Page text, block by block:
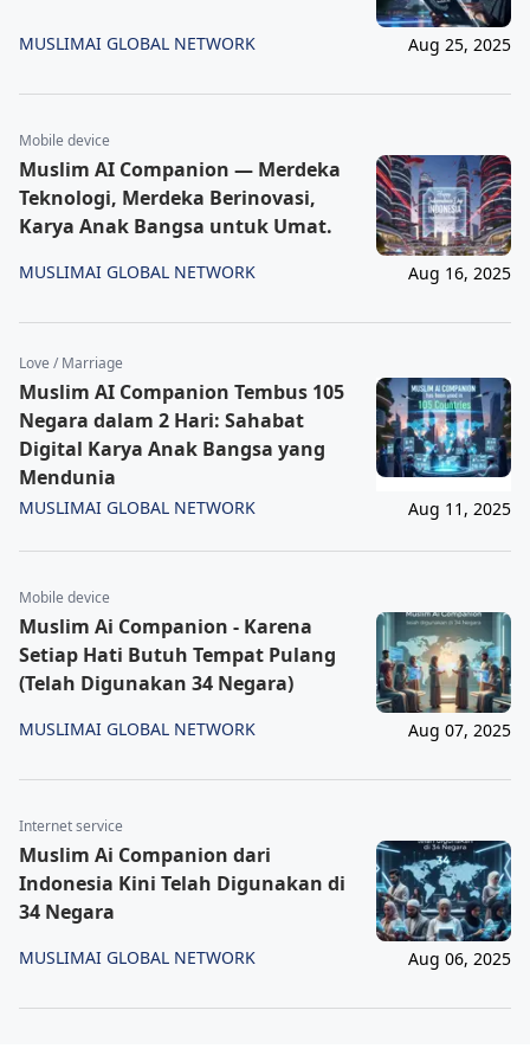
MUSLIMAI GLOBAL NETWORK Aug 25, 2025
Mobile device
Muslim AI Companion — Merdeka
Teknologi, Merdeka Berinovasi,
Karya Anak Bangsa untuk Umat.
MUSLIMAI GLOBAL NETWORK Aug 16, 2025
Love / Marriage
Muslim AI Companion Tembus 105
Negara dalam 2 Hari: Sahabat
Digital Karya Anak Bangsa yang
Mendunia
MUSLIMAI GLOBAL NETWORK Aug 11, 2025
Mobile device
Muslim Ai Companion - Karena
Setiap Hati Butuh Tempat Pulang
(Telah Digunakan 34 Negara)
MUSLIMAI GLOBAL NETWORK Aug 07, 2025
Internet service
Muslim Ai Companion dari
Indonesia Kini Telah Digunakan di
34 Negara
MUSLIMAI GLOBAL NETWORK Aug 06, 2025